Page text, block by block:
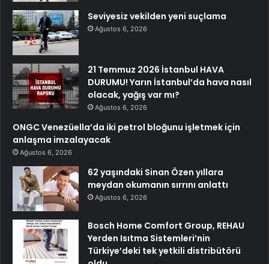
Seviyesiz vekilden yeni suçlama
Ağustos 6, 2026
21 Temmuz 2026 İstanbul HAVA
DURUMU! Yarın İstanbul’da hava nasıl
olacak, yağış var mı?
Ağustos 6, 2026
ONGC Venezüella’da iki petrol bloğunu işletmek için
anlaşma imzalayacak
Ağustos 6, 2026
62 yaşındaki Sinan Özen yıllara
meydan okumanın sırrını anlattı
Ağustos 6, 2026
Bosch Home Comfort Group, REHAU
Yerden Isıtma Sistemleri’nin
Türkiye’deki tek yetkili distribütörü